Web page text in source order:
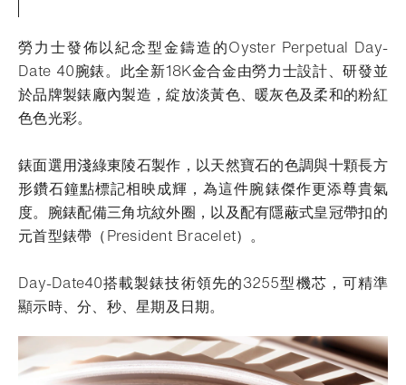
勞力士發佈以紀念型金鑄造的Oyster Perpetual Day-
Date 40腕錶。此全新18K金合金由勞力士設計、研發並
於品牌製錶廠內製造，綻放淡黃色、暖灰色及柔和的粉紅
色色光彩。
錶面選用淺綠東陵石製作，以天然寶石的色調與十顆長方
形鑽石鐘點標記相映成輝，為這件腕錶傑作更添尊貴氣
度。腕錶配備三角坑紋外圈，以及配有隱蔽式皇冠帶扣的
元首型錶帶（President Bracelet）。
Day-Date40搭載製錶技術領先的3255型機芯，可精準
顯示時、分、秒、星期及日期。